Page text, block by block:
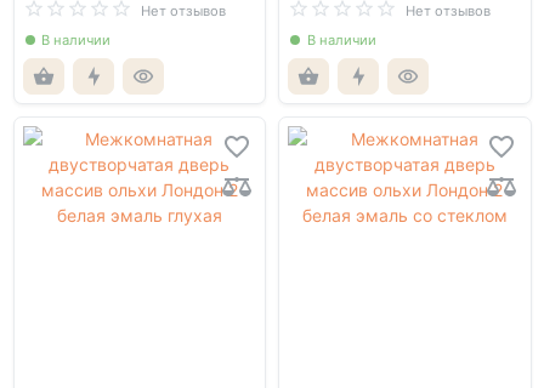
Нет отзывов
В наличии
Нет отзывов
В наличии